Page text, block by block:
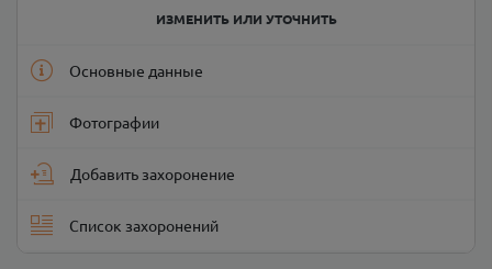
ИЗМЕНИТЬ ИЛИ УТОЧНИТЬ
Основные данные
Фотографии
Добавить захоронение
Список захоронений